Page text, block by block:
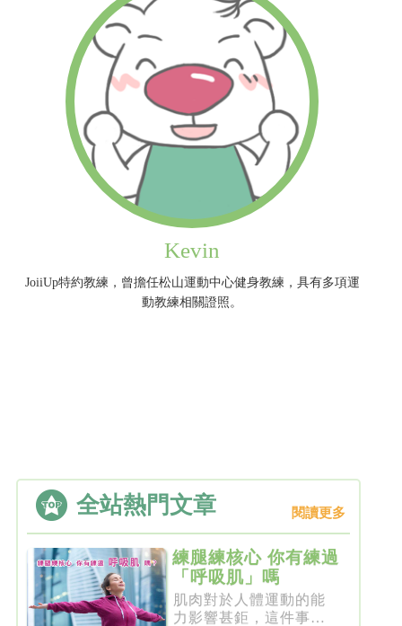
Kevin
JoiiUp特約教練，曾擔任松山運動中心健身教練，具有多項運
動教練相關證照。
全站熱門文章 閱讀更多
練腿練核心 你有練過
「呼吸肌」嗎
肌肉對於人體運動的能
力影響甚鉅，這件事一